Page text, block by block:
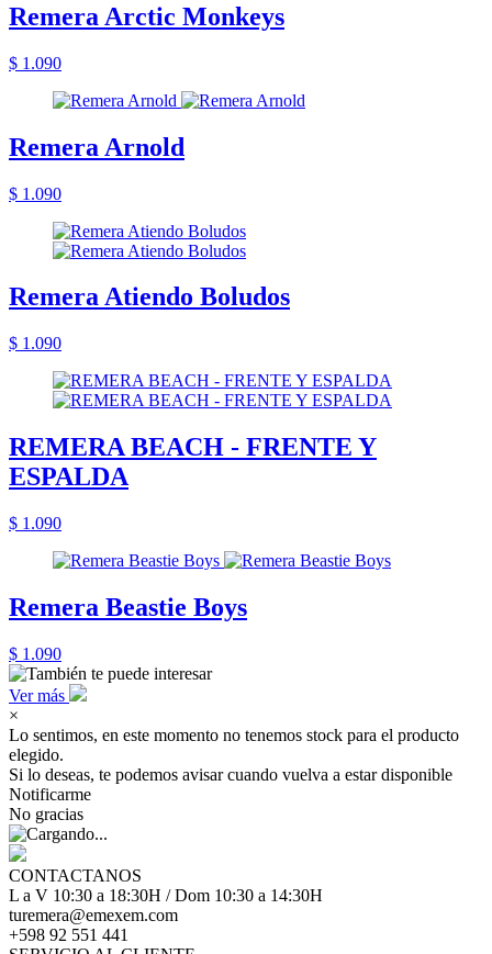
Remera Arctic Monkeys
$ 1.090
Remera Arnold
$ 1.090
Remera Atiendo Boludos
$ 1.090
REMERA BEACH - FRENTE Y
ESPALDA
$ 1.090
Remera Beastie Boys
$ 1.090
Ver más
×
Lo sentimos, en este momento no tenemos stock para el producto
elegido.
Si lo deseas, te podemos avisar cuando vuelva a estar disponible
Notificarme
No gracias
CONTACTANOS
L a V 10:30 a 18:30H / Dom 10:30 a 14:30H
turemera@emexem.com
+598 92 551 441